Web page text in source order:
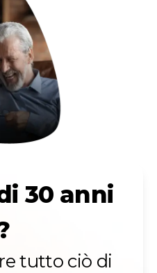
30 anni
tutto ciò di